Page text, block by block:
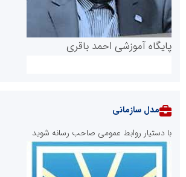
پایگاه آموزشی احمد باقری
مدل سازمانی
با دستیار روابط عمومی صاحب رسانه شوید